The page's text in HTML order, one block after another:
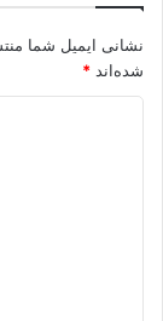
نشانی ایمیل شما
شده‌اند *